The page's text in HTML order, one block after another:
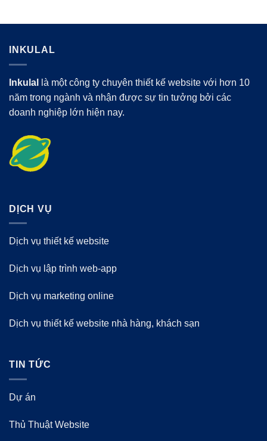
INKULAL
Inkulal
là một công ty chuyên thiết kế website với hơn 10
năm trong ngành và nhận được sự tin tưởng bởi các
doanh nghiệp lớn hiện nay.
DỊCH VỤ
Dịch vụ thiết kế website
Dịch vụ lập trình web-app
Dịch vụ marketing online
Dịch vụ thiết kế website nhà hàng, khách sạn
TIN TỨC
Dự án
Thủ Thuật Website